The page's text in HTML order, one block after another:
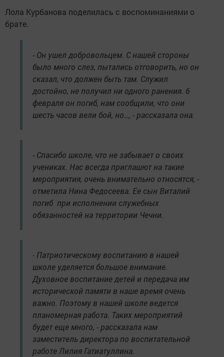
Лола Курбанова поделилась с воспоминаниями о
брате.
- Он ушел добровольцем. С нашей стороны
было много слез, пытались отговорить, но он
сказал, что должен быть там. Служил
достойно, не получил ни одного ранения. 6
февраля он погиб, нам сообщили, что они
шесть часов вели бой, но…, - рассказала она.
- Спасибо школе, что не забывает о своих
учениках. Нас всегда приглашют на такие
мероприятия, очень внимательно относятся, -
отметила Нина Федосеева. Ее сын Виталий
погиб при исполнении служебных
обязанностей на территории Чечни.
- Патриотическому воспитанию в нашей
школе уделяется большое внимание.
Духовное воспитание детей и передача им
исторической памяти в наше время очень
важно. Поэтому в нашей школе ведется
планомерная работа. Таких мероприятий
будет еще много, - рассказала нам
заместитель директора по воспитательной
работе Лилия Гатиатуллина.